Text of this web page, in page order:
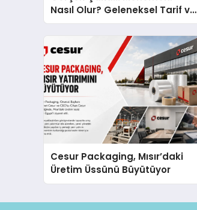
Nasıl Olur? Geleneksel Tarif ve
Sunum
Cesur Packaging, Mısır’daki
Üretim Üssünü Büyütüyor